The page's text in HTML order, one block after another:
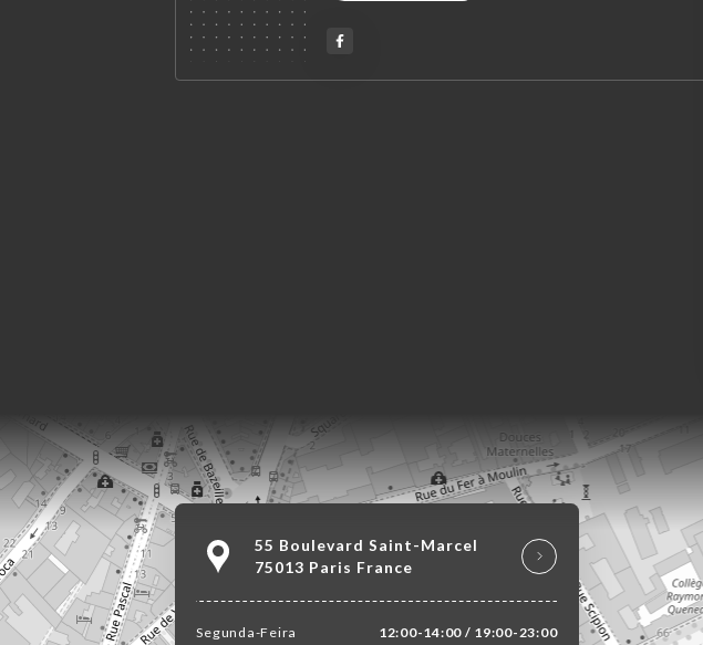
55 Boulevard Saint-Marcel
75013 Paris France
Segunda-Feira
12:00-14:00 / 19:00-23:00